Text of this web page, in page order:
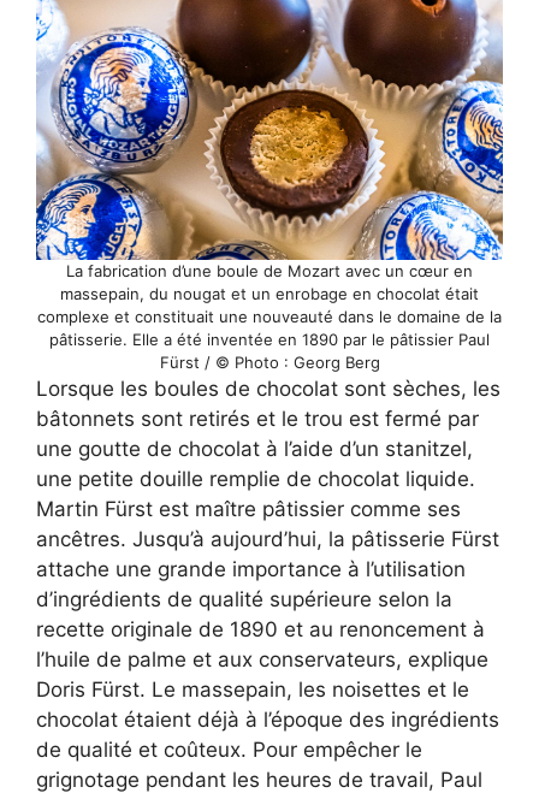
La fabrication d’une boule de Mozart avec un cœur en
massepain, du nougat et un enrobage en chocolat était
complexe et constituait une nouveauté dans le domaine de la
pâtisserie. Elle a été inventée en 1890 par le pâtissier Paul
Fürst / © Photo : Georg Berg
Lorsque les boules de chocolat sont sèches, les
bâtonnets sont retirés et le trou est fermé par
une goutte de chocolat à l’aide d’un stanitzel,
une petite douille remplie de chocolat liquide.
Martin Fürst est maître pâtissier comme ses
ancêtres. Jusqu’à aujourd’hui, la pâtisserie Fürst
attache une grande importance à l’utilisation
d’ingrédients de qualité supérieure selon la
recette originale de 1890 et au renoncement à
l’huile de palme et aux conservateurs, explique
Doris Fürst. Le massepain, les noisettes et le
chocolat étaient déjà à l’époque des ingrédients
de qualité et coûteux. Pour empêcher le
grignotage pendant les heures de travail, Paul